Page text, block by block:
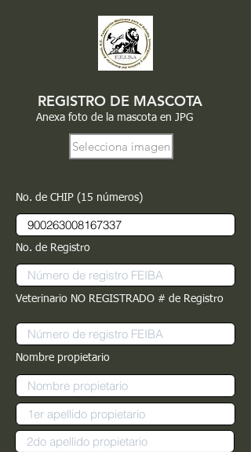
REGISTRO DE MASCOTA
Anexa foto de la mascota en JPG
Selecciona imagen
No. de CHIP (15 números)
No. de Registro
Veterinario NO REGISTRADO # de Registro
Nombre propietario